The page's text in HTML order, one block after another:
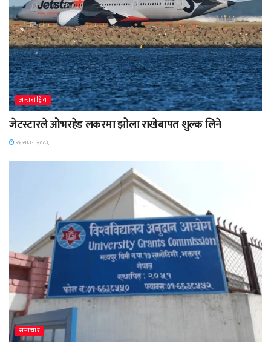
अन्तर्राष्ट्रिय
जेटस्टारले ओभरहेड लकरमा झोला राखेबापत शुल्क लिने
२१ साउन २०८३,
समाचार